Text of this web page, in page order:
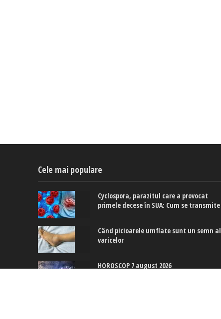
Cele mai populare
Cyclospora, parazitul care a provocat
primele decese în SUA: Cum se transmite
Când picioarele umflate sunt un semn al
varicelor
HOROSCOP 7 august 2026